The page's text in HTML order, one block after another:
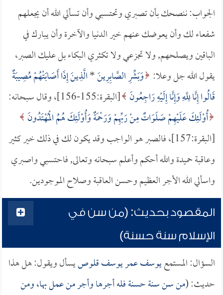
الجواب: ننصحك بأن تصبري وتحتسبي وأن تسألي الله أن يجعلهم
شفعاء لك وأن يعوضك عنهم خير الدنيا والآخرة وأن يبارك في
الباقين ويصلحهم, ولا تجزعي ولا تكثري البكاء بل عليك الصبر،
يقول الله جل وعلا: وَبَشِّرِ الصَّابِرِينَ*الَّذِينَ إِذَا أَصَابَتْهُمْ مُصِيبَةٌ
قَالُوا إِنَّا لِلَّهِ وَإِنَّا إِلَيْهِ رَاجِعُونَ [البقرة:155-156]، وقال سبحانه:
أُوْلَئِكَ عَلَيْهِمْ صَلَوَاتٌ مِنْ رَبِّهِمْ وَرَحْمَةٌ وَأُوْلَئِكَ هُمُ الْمُهْتَدُونَ
[البقرة:157]، فالصبر هو الواجب وقد يكون لك في ذلك خير كثير
وعاقبة حميدة والله أحكم وأعلم سبحانه وتعالى, فاحتسبي واصبري
واسألي الله الأجر العظيم وحسن العاقبة وصلاح الموجودين.
المقصود بحديث: (من سن في
الإسلام سنة حسنة)
السؤال: المستمعيوسف عمر يوسف قلوصيسأل ويقول: هل هذا
حديث: (من سن سنة حسنة فله أجرها وأجر من عمل بها، ومن